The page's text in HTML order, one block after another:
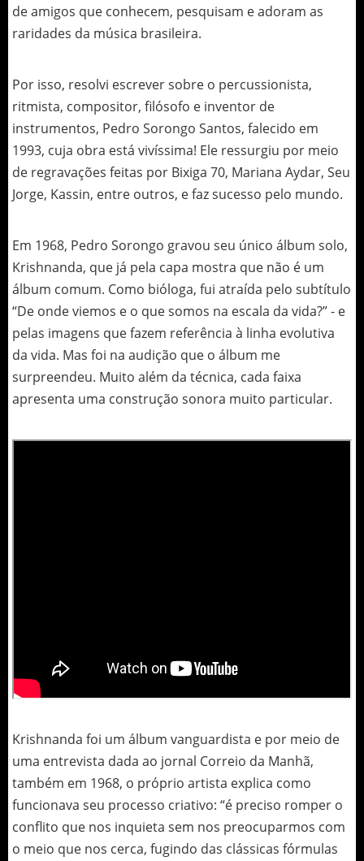
de amigos que conhecem, pesquisam e adoram as
raridades da música brasileira.
Por isso, resolvi escrever sobre o percussionista,
ritmista, compositor, filósofo e inventor de
instrumentos, Pedro Sorongo Santos, falecido em
1993, cuja obra está vivíssima! Ele ressurgiu por meio
de regravações feitas por Bixiga 70, Mariana Aydar, Seu
Jorge, Kassin, entre outros, e faz sucesso pelo mundo.
Em 1968, Pedro Sorongo gravou seu único álbum solo,
Krishnanda, que já pela capa mostra que não é um
álbum comum. Como bióloga, fui atraída pelo subtítulo
“De onde viemos e o que somos na escala da vida?” - e
pelas imagens que fazem referência à linha evolutiva
da vida. Mas foi na audição que o álbum me
surpreendeu. Muito além da técnica, cada faixa
apresenta uma construção sonora muito particular.
Krishnanda foi um álbum vanguardista e por meio de
uma entrevista dada ao jornal Correio da Manhã,
também em 1968, o próprio artista explica como
funcionava seu processo criativo: “é preciso romper o
conflito que nos inquieta sem nos preocuparmos com
o meio que nos cerca, fugindo das clássicas fórmulas